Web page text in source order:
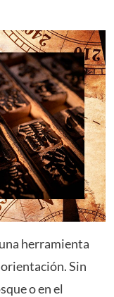
herramienta
Sin
o en el